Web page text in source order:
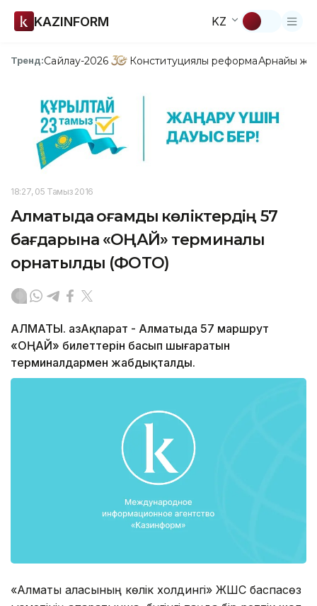
KAZINFORM KZ
Тренд:Сайлау-2026 Конституциялық реформаАрнайы
18:27, 05 Тамыз 2016
Алматыда қоғамдық көліктердің 57
бағдарына «ОҢАЙ» терминалы
орнатылды (ФОТО)
АЛМАТЫ. ҚазАқпарат - Алматыда 57 маршрут
«ОҢАЙ» билеттерін басып шығаратын
терминалдармен жабдықталды.
«Алматы қаласының көлік холдингі» ЖШС баспасөз